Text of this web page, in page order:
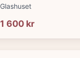
Glashuset
1 600 kr